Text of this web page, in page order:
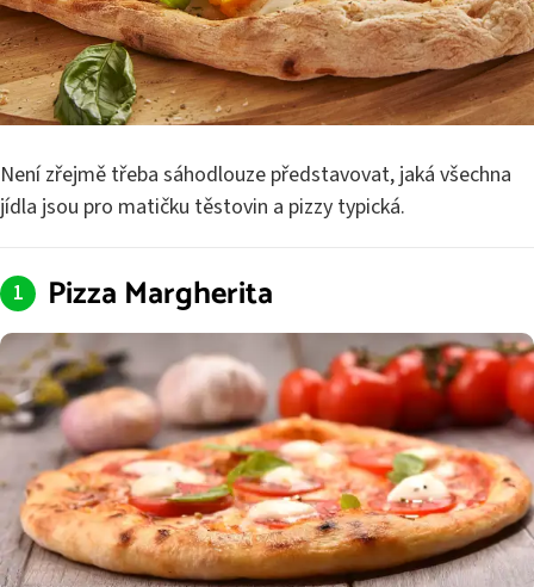
Není zřejmě třeba sáhodlouze představovat, jaká všechna
jídla jsou pro matičku těstovin a pizzy typická.
Pizza Margherita